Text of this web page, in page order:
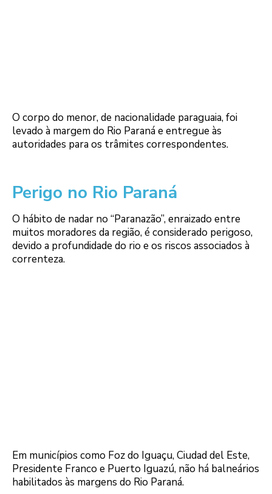
O corpo do menor, de nacionalidade paraguaia, foi
levado à margem do Rio Paraná e entregue às
autoridades para os trâmites correspondentes.
Perigo no Rio Paraná
O hábito de nadar no “Paranazão”, enraizado entre
muitos moradores da região, é considerado perigoso,
devido a profundidade do rio e os riscos associados à
correnteza.
Em municípios como Foz do Iguaçu, Ciudad del Este,
Presidente Franco e Puerto Iguazú, não há balneários
habilitados às margens do Rio Paraná.